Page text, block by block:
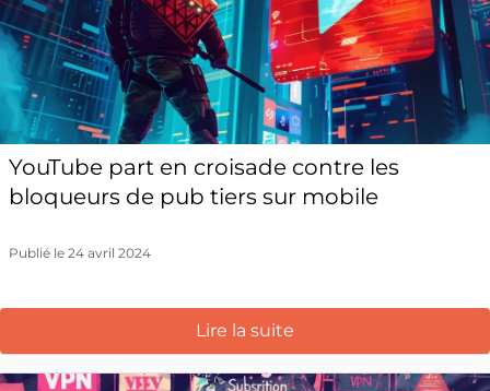
YouTube part en croisade contre les
bloqueurs de pub tiers sur mobile
Publié le 24 avril 2024
Lire la suite